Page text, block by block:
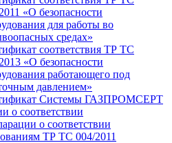
«О безопасности
для работы во
средах»
соответствия ТР ТС
«О безопасности
работающего под
давлением»
Системы ГАЗПРОМСЕРТ
о соответствии
о соответствии
ТР ТС 004/2011